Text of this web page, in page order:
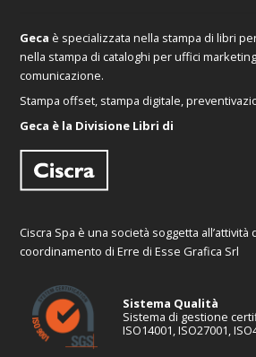
Geca è specializzata nella stampa di libri
nella stampa di cataloghi per uffici
comunicazione.
Stampa offset, stampa digitale,
Geca è la Divisione Libri di
Ciscra Spa è una società soggetta
coordinamento di Erre di Esse Grafica Srl
Sistema Qualità
Sistema di gestione
ISO14001, ISO27001,